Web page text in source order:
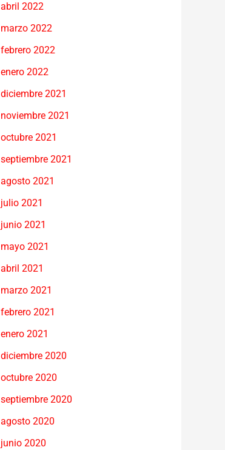
abril 2022
marzo 2022
febrero 2022
enero 2022
diciembre 2021
noviembre 2021
octubre 2021
septiembre 2021
agosto 2021
julio 2021
junio 2021
mayo 2021
abril 2021
marzo 2021
febrero 2021
enero 2021
diciembre 2020
octubre 2020
septiembre 2020
agosto 2020
junio 2020